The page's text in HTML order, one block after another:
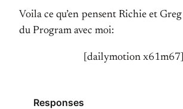
Voila ce qu’en pensent Richie et
du Program avec moi:
[dailymotion x61m67]
Responses